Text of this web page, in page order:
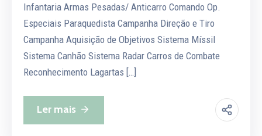
Infantaria Armas Pesadas/ Anticarro Comando Op.
Especiais Paraquedista Campanha Direção e Tiro
Campanha Aquisição de Objetivos Sistema Míssil
Sistema Canhão Sistema Radar Carros de Combate
Reconhecimento Lagartas […]
Ler mais